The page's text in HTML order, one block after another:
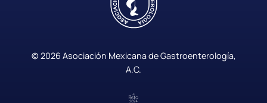
© 2026 Asociación Mexicana de Gastroenterología,
A.C.